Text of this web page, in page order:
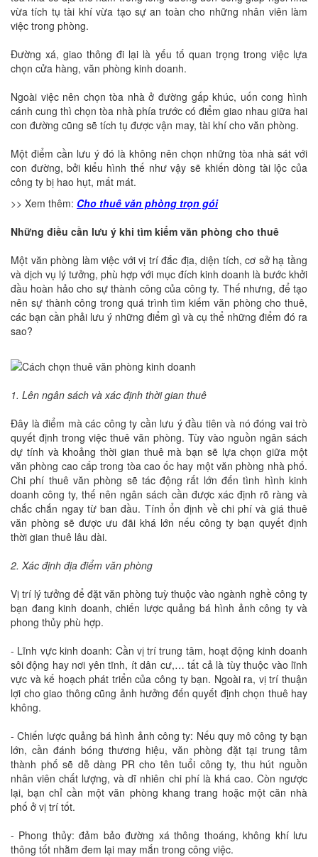
vừa tích tụ tài khí vừa tạo sự an toàn cho những nhân viên làm
việc trong phòng.
Đường xá, giao thông đi lại là yếu tố quan trọng trong việc lựa
chọn cửa hàng, văn phòng kinh doanh.
Ngoài việc nên chọn tòa nhà ở đường gấp khúc, uốn cong hình
cánh cung thì chọn tòa nhà phía trước có điểm giao nhau giữa hai
con đường cũng sẽ tích tụ được vận may, tài khí cho văn phòng.
Một điểm cần lưu ý đó là không nên chọn những tòa nhà sát với
con đường, bởi kiểu hình thế như vậy sẽ khiến dòng tài lộc của
công ty bị hao hụt, mất mát.
>> Xem thêm: Cho thuê văn phòng trọn gói
Những điều cần lưu ý khi tìm kiếm văn phòng cho thuê
Một văn phòng làm việc với vị trí đắc địa, diện tích, cơ sở hạ tầng
và dịch vụ lý tưởng, phù hợp với mục đích kinh doanh là bước khởi
đầu hoàn hảo cho sự thành công của công ty. Thế nhưng, để tạo
nên sự thành công trong quá trình tìm kiếm văn phòng cho thuê,
các bạn cần phải lưu ý những điểm gì và cụ thể những điểm đó ra
sao?
1. Lên ngân sách và xác định thời gian thuê
Đây là điểm mà các công ty cần lưu ý đầu tiên và nó đóng vai trò
quyết định trong việc thuê văn phòng. Tùy vào nguồn ngân sách
dự tính và khoảng thời gian thuê mà bạn sẽ lựa chọn giữa một
văn phòng cao cấp trong tòa cao ốc hay một văn phòng nhà phố.
Chi phí thuê văn phòng sẽ tác động rất lớn đến tình hình kinh
doanh công ty, thế nên ngân sách cần được xác định rõ ràng và
chắc chắn ngay từ ban đầu. Tính ổn định về chi phí và giá thuê
văn phòng sẽ được ưu đãi khá lớn nếu công ty bạn quyết định
thời gian thuê lâu dài.
2. Xác định địa điểm văn phòng
Vị trí lý tưởng để đặt văn phòng tuỳ thuộc vào ngành nghề công ty
bạn đang kinh doanh, chiến lược quảng bá hình ảnh công ty và
phong thủy phù hợp.
- Lĩnh vực kinh doanh: Cần vị trí trung tâm, hoạt động kinh doanh
sôi động hay nơi yên tĩnh, ít dân cư,… tất cả là tùy thuộc vào lĩnh
vực và kế hoạch phát triển của công ty bạn. Ngoài ra, vị trí thuận
lợi cho giao thông cũng ảnh hưởng đến quyết định chọn thuê hay
không.
- Chiến lược quảng bá hình ảnh công ty: Nếu quy mô công ty bạn
lớn, cần đánh bóng thương hiệu, văn phòng đặt tại trung tâm
thành phố sẽ dễ dàng PR cho tên tuổi công ty, thu hút nguồn
nhân viên chất lượng, và dĩ nhiên chi phí là khá cao. Còn ngược
lại, bạn chỉ cần một văn phòng khang trang hoặc một căn nhà
phố ở vị trí tốt.
- Phong thủy: đảm bảo đường xá thông thoáng, không khí lưu
thông tốt nhằm đem lại may mắn trong công việc.